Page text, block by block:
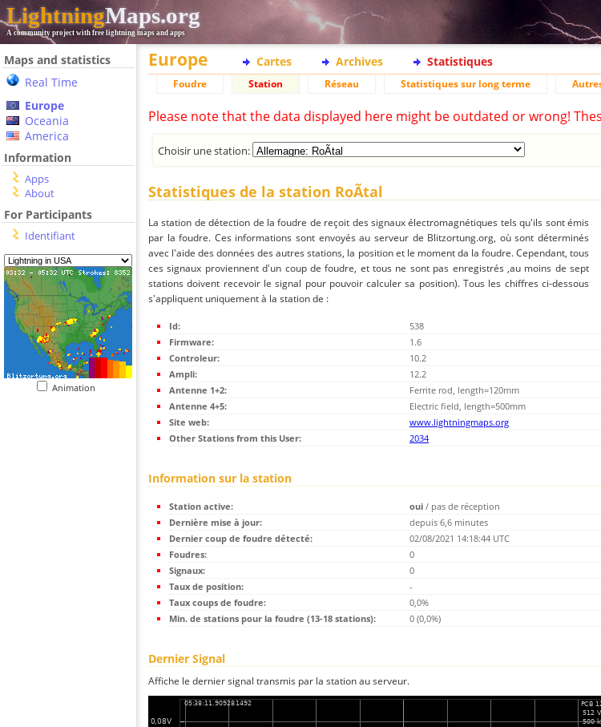
LightningMaps.org
A community project with free lightning maps and apps
Maps and statistics
Real Time
Europe
Oceania
America
Information
Apps
About
For Participants
Identifiant
Animation
Europe Cartes Archives Statistiques
Foudre Station Réseau Statistiques sur long terme
Please note that the data displayed here might be outdated or wrong!
Choisir une station:
Statistiques de la station RoÃtal
La station de détection de la foudre de reçoit des signaux électromagnétiques tels qu'ils sont émis
par la foudre. Ces informations sont envoyés au serveur de Blitzortung.org, où sont déterminés
avec l'aide des données des autres stations, la position et le moment da la foudre. Cependant, tous
ces signaux proviennent d'un coup de foudre, et tous ne sont pas enregistrés ,au moins de sept
stations doivent recevoir le signal pour pouvoir calculer sa position). Tous les chiffres ci-dessous
s'appliquent uniquement à la station de :
Id:
538
Firmware:
1.6
Controleur:
10.2
Ampli:
12.2
Antenne 1+2:
Ferrite rod, length=120mm
Antenne 4+5:
Electric field, length=500mm
Site web:
www.lightningmaps.org
Other Stations from this User:
2034
Information sur la station
Station active: oui / pas de réception
Dernière mise à jour:
depuis 6,6 minutes
Dernier coup de foudre détecté:
02/08/2021 14:18:44 UTC
Foudres:
0
Signaux:
0
Taux de position:
-
Taux coups de foudre:
0,0%
Min. de stations pour la foudre (13-18 stations):
0 (0,0%)
Dernier Signal
Affiche le dernier signal transmis par la station au serveur.